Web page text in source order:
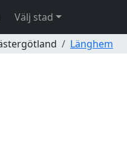
Välj stad
Länghem